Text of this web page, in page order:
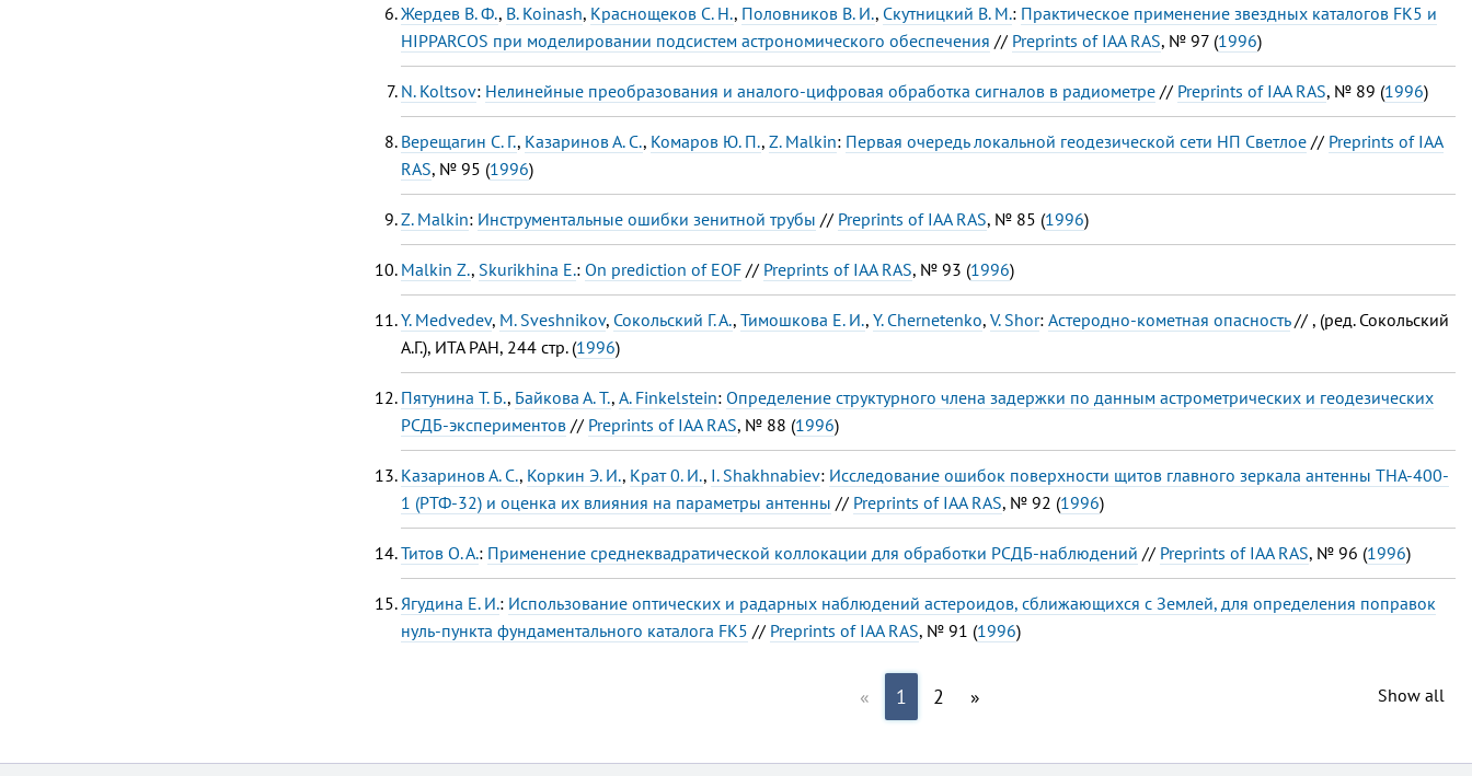
Жердев В. Ф., B. Koinash, Краснощеков С. Н., Половников В. И., Скутницкий В. М.: Практическое применение звездных каталогов FK5 и
HIPPARCOS при моделировании подсистем астрономического обеспечения // Preprints of IAA RAS, № 97 (1996)
N. Koltsov: Нелинейные преобразования и аналого-цифровая обработка сигналов в радиометре // Preprints of IAA RAS, № 89 (1996)
Верещагин С. Г., Казаринов А. С., Комаров Ю. П., Z. Malkin: Первая очередь локальной геодезической сети НП Светлое // Preprints of IAA
RAS, № 95 (1996)
Z. Malkin: Инструментальные ошибки зенитной трубы // Preprints of IAA RAS, № 85 (1996)
Malkin Z., Skurikhina E.: On рrediction of EOF // Preprints of IAA RAS, № 93 (1996)
Y. Medvedev, M. Sveshnikov, Сокольский Г. А., Тимошкова Е. И., Y. Chernetenko, V. Shor: Астеродно-кометная опасность// , (ред. Сокольский
А.Г.), ИТА РАН, 244 стр. (1996)
Пятунина Т. Б., Байкова А. Т., A. Finkelstein: Определение структурного члена задержки по данным астрометрических и геодезических
РСДБ-экспериментов // Preprints of IAA RAS, № 88 (1996)
Казаринов А. С., Коркин Э. И., Крат 0. И., I. Shakhnabiev: Исследование ошибок поверхности щитов главного зеркала антенны ТНА-400-
1 (РТФ-32) и оценка их влияния на параметры антенны // Preprints of IAA RAS, № 92 (1996)
Титов О. А.: Применение среднеквадратической коллокации для обработки РСДБ-наблюдений // Preprints of IAA RAS, № 96 (1996)
Ягудина Е. И.: Использование оптических и радарных наблюдений астероидов, сближающихся с Землей, для определения поправок
нуль-пункта фундаментального каталога FK5 // Preprints of IAA RAS, № 91 (1996)
« 1 2 » Show all